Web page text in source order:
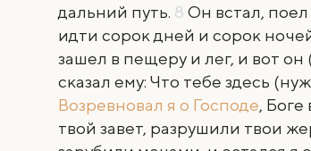
дальний путь. 8 Он встал,
идти сорок дней и сорок
зашел в пещеру и лег, и вот
сказал ему: Что тебе здесь
Возревновал я о Господе,
твой завет, разрушили твои